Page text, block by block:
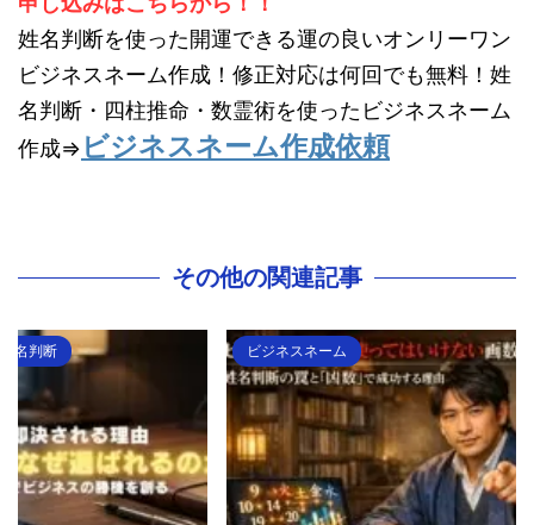
姓名判断を使った開運できる運の良いオンリーワン
ビジネスネーム作成！修正対応は何回でも無料！姓
名判断・四柱推命・数霊術を使ったビジネスネーム
作成⇒ ビジネスネーム作成依頼
その他の関連記事
ビジネスネーム ビジネ